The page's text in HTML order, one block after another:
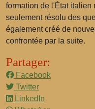
formation de l'État italien
seulement résolu des
également créé de
confrontée par la suite.
Partager:
Facebook
Twitter
LinkedIn